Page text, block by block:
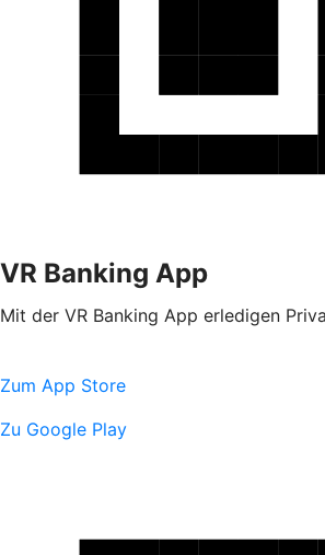
VR Banking App
Mit der VR Banking App erledigen
Zum App Store
Zu Google Play